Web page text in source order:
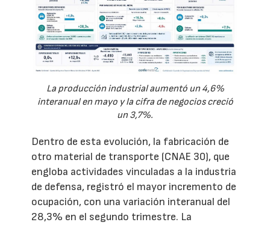
La producción industrial aumentó un 4,6%
interanual en mayo y la cifra de negocios creció
un 3,7%.
Dentro de esta evolución, la fabricación de
otro material de transporte (CNAE 30), que
engloba actividades vinculadas a la industria
de defensa, registró el mayor incremento de
ocupación, con una variación interanual del
28,3% en el segundo trimestre. La